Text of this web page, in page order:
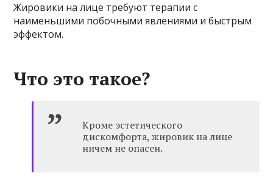
Жировики на лице требуют терапии с
наименьшими побочными явлениями и быстрым
эффектом.
Что это такое?
Кроме эстетического
дискомфорта, жировик на лице
ничем не опасен.